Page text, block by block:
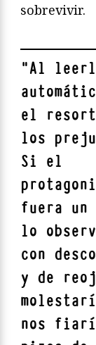
sobrevivir.
"Al
el
los
Si el
fuera un
lo
con
y de
nos